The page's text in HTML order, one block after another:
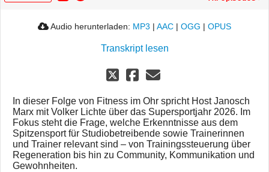
Audio herunterladen: MP3 | AAC | OGG | OPUS
Transkript lesen
In dieser Folge von Fitness im Ohr spricht Host Janosch
Marx mit Volker Lichte über das Supersportjahr 2026. Im
Fokus steht die Frage, welche Erkenntnisse aus dem
Spitzensport für Studiobetreibende sowie Trainerinnen
und Trainer relevant sind – von Trainingssteuerung über
Regeneration bis hin zu Community, Kommunikation und
Gewohnheiten.